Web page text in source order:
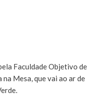
Faculdade Objetivo de
Mesa, que vai ao ar de